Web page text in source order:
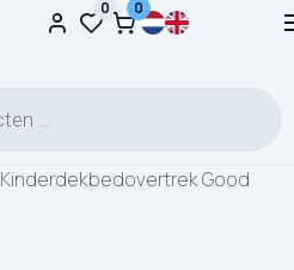
0 0
Kinderdekbedovertrek Good